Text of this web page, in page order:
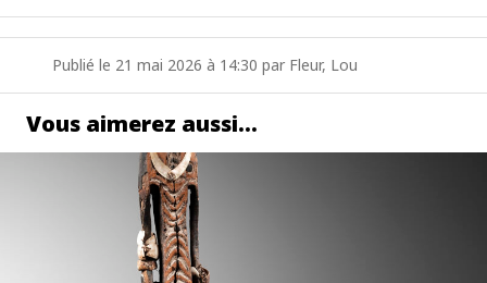
Publié le 21 mai 2026 à 14:30 par Fleur, Lou
Vous aimerez aussi…